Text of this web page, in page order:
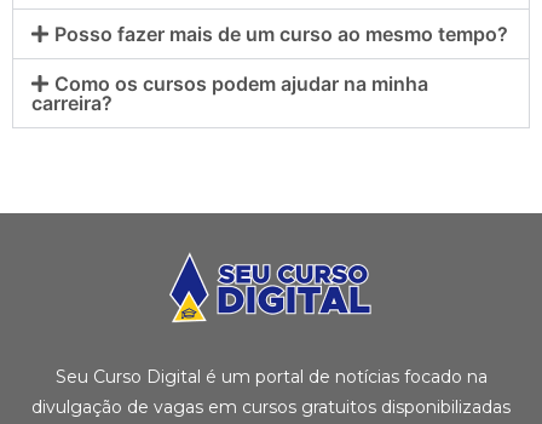
Posso fazer mais de um curso ao mesmo tempo?
Como os cursos podem ajudar na minha
carreira?
Seu Curso Digital é um portal de notícias focado na
divulgação de vagas em cursos gratuitos disponibilizadas